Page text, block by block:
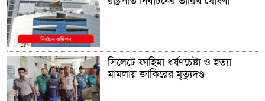
সিলেটে ফাহিমা ধর্ষণচেষ্টা ও হত্যা
মামলায় জাকিরের মৃত্যুদণ্ড